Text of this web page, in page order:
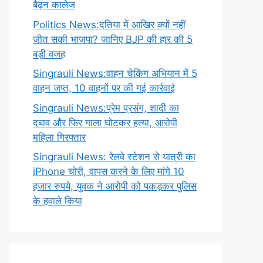
बैढ़न कालेज
Politics News:दतिया में आखिर क्यों नहीं
जीत सकी भाजपा? जानिए BJP की हार की 5
बड़ी वजह
Singrauli News:वाहन चेकिंग अभियान में 5
वाहन जप्त, 10 वाहनों पर की गई कार्रवाई
Singrauli News:प्रेम प्रसंग, शादी का
दबाव और फिर गाला घोटकर हत्या, आरोपी
महिला गिरफ्तार
Singrauli News: रेलवे स्टेशन से यात्री का
iPhone चोरी, वापस करने के लिए मांगे 10
हजार रुपये, युवक ने आरोपी को पकड़कर पुलिस
के हवाले किया